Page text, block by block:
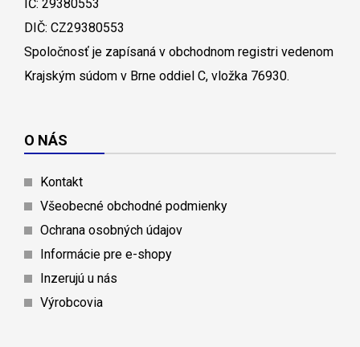
IČ: 29380553
DIČ: CZ29380553
Spoločnosť je zapísaná v obchodnom registri vedenom
Krajským súdom v Brne oddiel C, vložka 76930.
O NÁS
Kontakt
Všeobecné obchodné podmienky
Ochrana osobných údajov
Informácie pre e-shopy
Inzerujú u nás
Výrobcovia